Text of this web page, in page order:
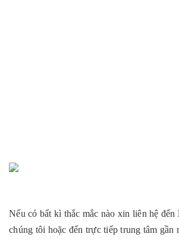
Nếu có bất kì thắc mắc nào xin liên hệ đến
chúng tôi hoặc đến trực tiếp trung tâm gần